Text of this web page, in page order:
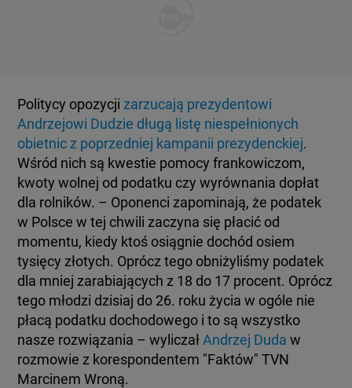
Politycy opozycji zarzucają prezydentowi
Andrzejowi Dudzie długą listę niespełnionych
obietnic z poprzedniej kampanii prezydenckiej.
Wśród nich są kwestie pomocy frankowiczom,
kwoty wolnej od podatku czy wyrównania dopłat
dla rolników. – Oponenci zapominają, że podatek
w Polsce w tej chwili zaczyna się płacić od
momentu, kiedy ktoś osiągnie dochód osiem
tysięcy złotych. Oprócz tego obniżyliśmy podatek
dla mniej zarabiających z 18 do 17 procent. Oprócz
tego młodzi dzisiaj do 26. roku życia w ogóle nie
płacą podatku dochodowego i to są wszystko
nasze rozwiązania – wyliczałAndrzej Duda w
rozmowie z korespondentem "Faktów" TVN
Marcinem Wroną.
LUBUSKIE
OLSZTYN
OPOLE
RZESZÓW
SZCZECIN
BIAŁYSTOK
ATAK ROSJI NA UKRAINĘ
SZKŁO KONTAKTOWE
CIEKAWOSTKI
PROGRAMY
RAPORTY
TVN24 УКРАЇНСЬКОЮ МОВОЮ